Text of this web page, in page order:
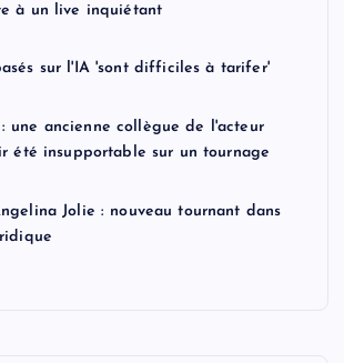
à un live inquiétant
sur l'IA 'sont difficiles à tarifer'
: une ancienne collègue de l'acteur
été insupportable sur un tournage
Jolie : nouveau tournant dans